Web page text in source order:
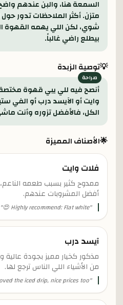
السمعة هنا، والبن عندهم
متزن. أكثر الملاحظات تدور
شوي، لكن اللي يهمه القهوة
بيطلع راضي غالباً.
💡توصية الزبدة
أنصح فيه للي يبي قهوة مختصة
وايت أو الآيسد درب أو الفي
الكل، فالأفضل تزوره وأنت
🌟الأصناف المميزة
فلات وايت
ممدوح كثير بسبب طعمه
أفضل المشروبات عندهم.
"
Highly recommend: Flat white 😍
"
آيسد درب
مذكور كخيار مميز بجودة
من الأشياء اللي الناس ترجع لها.
"
the iced drip, nice prices too!